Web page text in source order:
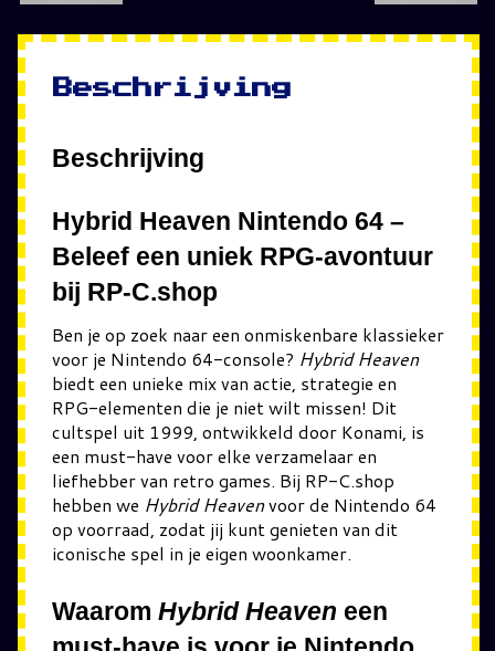
Beschrijving
Beschrijving
Hybrid Heaven Nintendo 64 –
Beleef een uniek RPG-avontuur
bij RP-C.shop
Ben je op zoek naar een onmiskenbare klassieker
voor je Nintendo 64-console? Hybrid Heaven
biedt een unieke mix van actie, strategie en
RPG-elementen die je niet wilt missen! Dit
cultspel uit 1999, ontwikkeld door Konami, is
een must-have voor elke verzamelaar en
liefhebber van retro games. Bij RP-C.shop
hebben we Hybrid Heavenvoor de Nintendo 64
op voorraad, zodat jij kunt genieten van dit
iconische spel in je eigen woonkamer.
Waarom Hybrid Heaven een